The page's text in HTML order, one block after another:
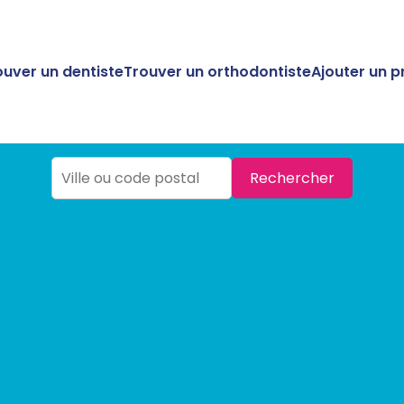
un dentisteTrouver un orthodontisteAjouter un
Rechercher